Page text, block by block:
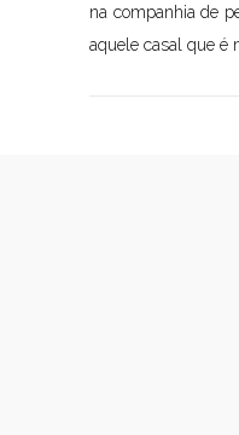
na companhia de
aquele casal que é